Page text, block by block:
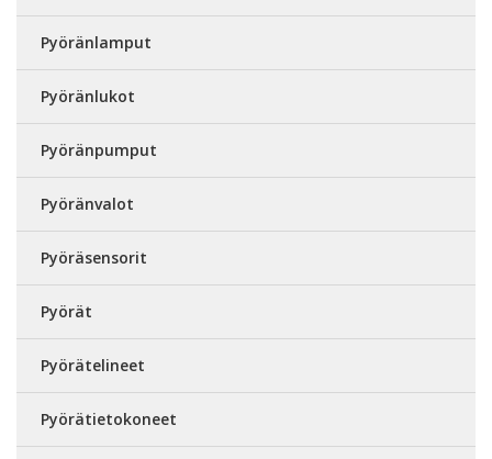
Pyöränlamput
Pyöränlukot
Pyöränpumput
Pyöränvalot
Pyöräsensorit
Pyörät
Pyörätelineet
Pyörätietokoneet